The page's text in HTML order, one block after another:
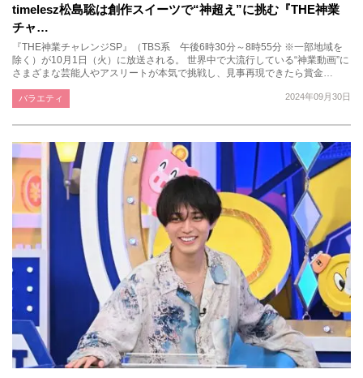
timelesz松島聡は創作スイーツで“神超え”に挑む『THE神業
チャ…
『THE神業チャレンジSP』（TBS系 午後6時30分～8時55分 ※一部地域を
除く）が10月1日（火）に放送される。 世界中で大流行している“神業動画”に
さまざまな芸能人やアスリートが本気で挑戦し、見事再現できたら賞金…
2024年09月30日
バラエティ